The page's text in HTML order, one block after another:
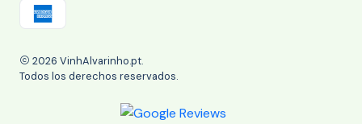
2026 VinhAlvarinho.pt.
Todos los derechos reservados.